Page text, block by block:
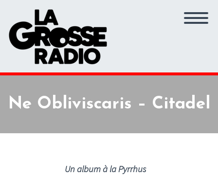
Ne Obliviscaris – Citadel
Un album à la Pyrrhus